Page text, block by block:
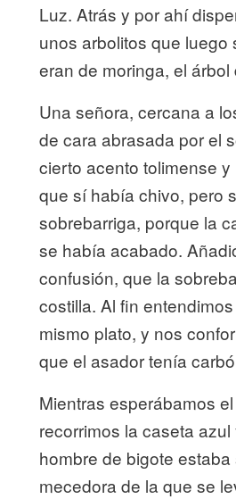
Luz. Atrás y por ahí
unos arbolitos que luego
eran de moringa, el árbol
Una señora, cercana a
de cara abrasada por el
cierto acento tolimense
que sí había chivo, pero
sobrebarriga, porque la
se había acabado.
confusión, que la
costilla. Al fin
mismo plato, y nos
que el asador tenía
Mientras esperábamos
recorrimos la caseta
hombre de bigote
mecedora de la que se